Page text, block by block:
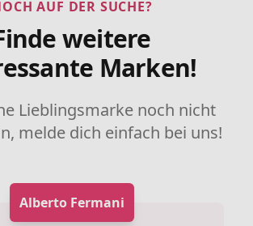
AUF DER SUCHE?
weitere
Marken!
Lieblingsmarke noch nicht
melde dich einfach bei uns!
Alberto Fermani